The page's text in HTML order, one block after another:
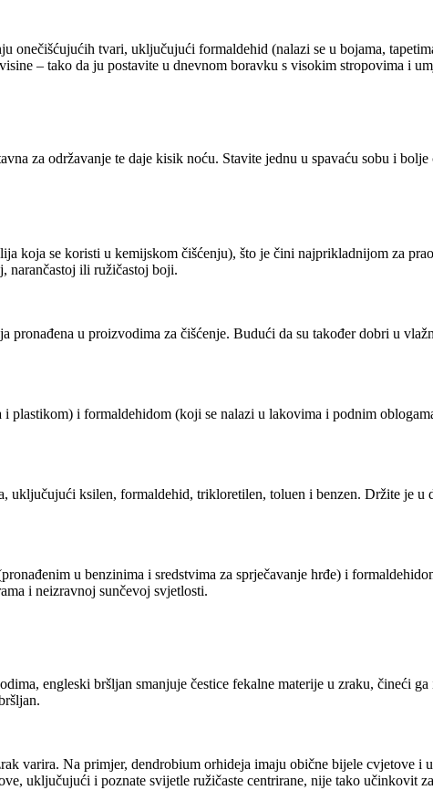
onečišćujućih tvari, uključujući formaldehid (nalazi se u bojama,
– tako da ju postavite u dnevnom boravku s visokim stropovima i
za održavanje te daje kisik noću. Stavite jednu u spavaću sobu i
koja se koristi u kemijskom čišćenju), što je čini najprikladnijom za
narančastoj ili ružičastoj boji.
u proizvodima za čišćenje. Budući da su također dobri u
i plastikom) i formaldehidom (koji se nalazi u lakovima i podnim
ksilen, formaldehid, trikloretilen, toluen i benzen. Držite je u
u benzinima i sredstvima za sprječavanje hrđe) i
i neizravnoj sunčevoj svjetlosti.
engleski bršljan smanjuje čestice fekalne materije u zraku, čineći
varira. Na primjer, dendrobium orhideja imaju obične bijele cvjetove
uključujući i poznate svijetle ružičaste centrirane, nije tako učinkovit